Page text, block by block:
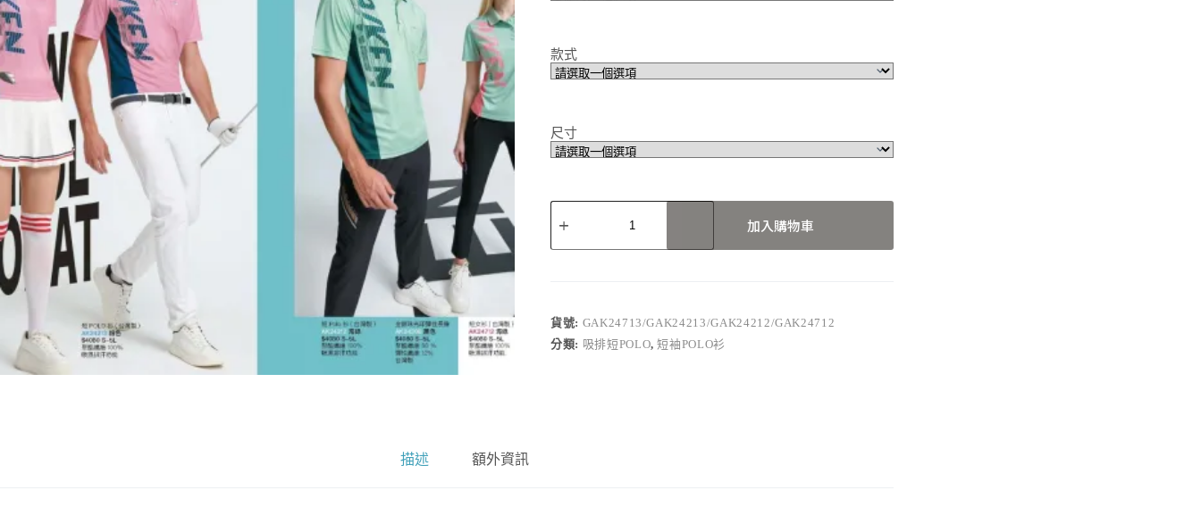
款式
尺寸
GAK24713/GAK24213/GAK24212/GAK24712
數
量
加入購物車
貨號: GAK24713/GAK24213/GAK24212/GAK24712
分類: 吸排短POLO,短袖POLO衫
描述 額外資訊